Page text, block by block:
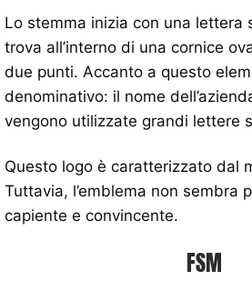
Lo stemma inizia con una lettera
trova all’interno di una cornice
due punti. Accanto a questo
denominativo: il nome
vengono utilizzate grandi lettere
Questo logo è caratterizzato dal
Tuttavia, l’emblema non sembra
capiente e convincente.
FSM